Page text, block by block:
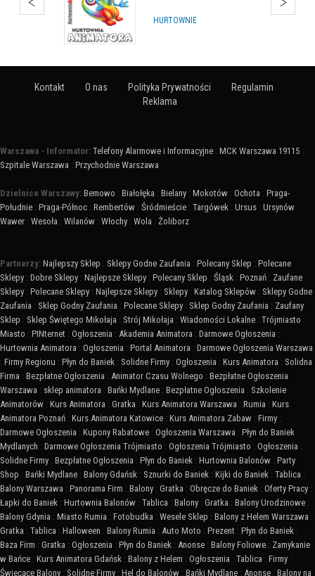
ANIMATORZY
Kontakt O nas Polityka Prywatności
Regulamin
Reklama
Warszawa - Informator: Telefony Alarmowe i Informacyjne : MCK Warszawa 19115 :
Szpitale Warszawa : Przychodnie Warszawa
Dzielnice Warszawy: Bemowo : Białołęka : Bielany : Mokotów : Ochota : Praga-
Południe : Praga-Północ : Rembertów : Śródmieście : Targówek : Ursus : Ursynów :
Wawer : Wesoła : Wilanów : Włochy : Wola : Żoliborz
Partnerzy: Najlepszy Sklep : Sklepy Godne Zaufania : Polecany Sklep : Polecane
Sklepy : Dobre Sklepy : Najlepsze Sklepy : Polecany Sklep : Śląsk : Poznań : Zaufane
Sklepy : Polecane Sklepy : Najlepsze Sklepy : Sklepy : Katalog Sklepów : Sklepy Godne
Zaufania : Sklep Godny Zaufania : Polecane Sklepy : Sklep Godny Zaufania : Zaufany
Sklep : Sklep Świętego Mikołaja : Strój Mikołaja : Wiadomości Lokalne : Trójmiasto :
Miasto : PINternet : Ogłoszenia : Akademia Animatora : Darmowe Ogłoszenia :
Hurtownia Animatora : Ogłoszenia : Portal Animatora : Darmowe Ogłoszenia Warszawa
: Firmy Regionu : Płyn do Baniek : Solidne Firmy : Ogłoszenia : Kurs Animatora : Solidna
Firma : Bezpłatne Ogłoszenia : Animator Czasu Wolnego : Bezpłatne Ogłoszenia
Warszawa : sklep animatora : Bańki Mydlane : Bezpłatne Ogłoszenia : Szkolenie
Animatorów : Kurs Animatora : Gratka : Kurs Animatora Warszawa : Rumia : Kurs
Animatora Poznań : Kurs Animatora Katowice : Kurs Animatora Zabaw : Firmy :
Darmowe Ogłoszenia : Kupony Rabatowe : Ogłoszenia Warszawa : Płyn do Baniek
Mydlanych : Darmowe Ogłoszenia Trójmiasto : Ogłoszenia Trójmiasto : Ogłoszenia :
Solidne Firmy : Bezpłatne Ogłoszenia : Płyn do Baniek : Hurtownia Balonów : Party
Shop : Bańki Mydlane : Balony Gdańsk : Sznurki do Baniek : Kijki do Baniek : Tablica :
Balony Warszawa : Panorama Firm : Balony : Gratka : Obręcze do Baniek : Oferty Pracy :
Łapki do Baniek : Hurtownia Balonów : Tablica : Balony : Gratka : Balony Urodzinowe :
Balony Gdynia : Miasto Rumia : Fotobudka : Wesele Sklep : Balony z Helem Warszawa :
Gratka : Tablica : Halloween : Balony Rumia : Auto Moto : Prezent : Płyn do Baniek :
Baza Firm : Gratka : Ogłoszenia : Płyn do Baniek : Anonse : Balony Foliowe : Zamykanie
w Bańce : Kurs Animatora Gdańsk : Balony z Helem : Ogłoszenia : Tablica : Firmy :
Świecące Balony : Solidne Firmy : Hel do Balonów : Bańki Mydlane : Anonse : Balony na